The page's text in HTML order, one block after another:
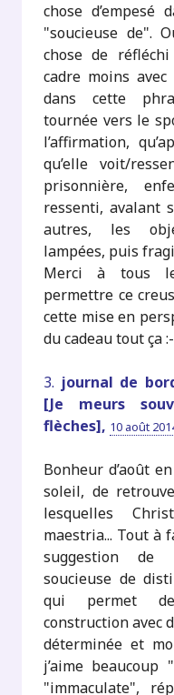
chose d’empesé
"soucieuse de".
chose de
cadre moins
dans cette
tournée vers le
l’affirmation,
qu’elle voit/
prisonnière,
ressenti, avalant
autres, les
lampées, puis
Merci à tous
permettre ce
cette mise en
du cadeau tout ça
3. journal de
[Je meurs
flèches], 10 août
Bonheur d’août
soleil, de
lesquelles
maestria... Tout à
suggestion de
soucieuse de
qui permet
construction avec
déterminée et
j’aime beaucoup
"immaculate",